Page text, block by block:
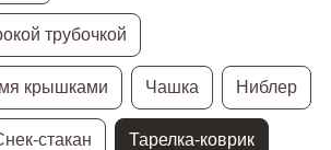
трубочкой
крышками Чашка Ниблер
стакан Тарелка-коврик